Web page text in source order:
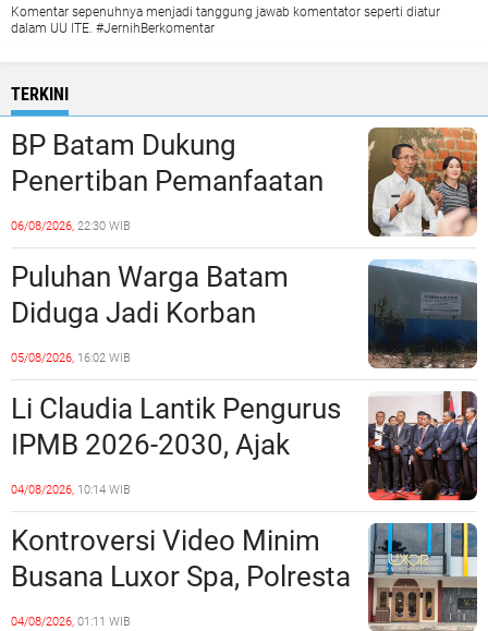
Komentar sepenuhnya menjadi tanggung jawab komentator seperti diatur
dalam UU ITE. #JernihBerkomentar
TERKINI
BP Batam Dukung
Penertiban Pemanfaatan
Ruang Laut Sesuai
Ketentuan Peraturan
Perundang-undangan
06/08/2026, 22:30 WIB
Puluhan Warga Batam
Diduga Jadi Korban
Penipuan Kavling Hingga
Miliaran Rupiah, Laporan ke
Polda Kepri Jalan di
Tempat?
05/08/2026, 16:02 WIB
Li Claudia Lantik Pengurus
IPMB 2026-2030, Ajak
Perkuat Kerukunan dan
Sinergi dengan Pemko
Batam
04/08/2026, 10:14 WIB
Kontroversi Video Minim
Busana Luxor Spa, Polresta
Barelang Usut Tuntas
04/08/2026, 01:11 WIB